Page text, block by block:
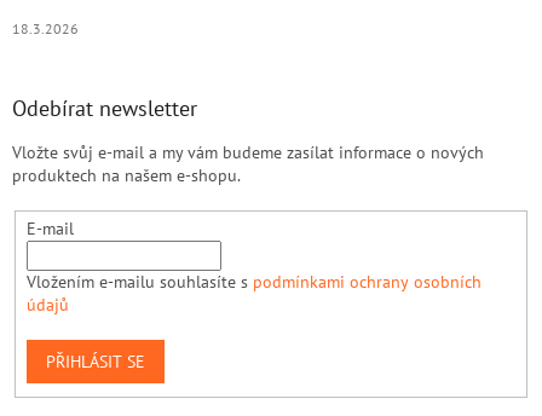
18.3.2026
Odebírat newsletter
Vložte svůj e-mail a my vám budeme zasílat informace o nových
produktech na našem e-shopu.
E-mail
Vložením e-mailu souhlasíte s podmínkami ochrany osobních
údajů
PŘIHLÁSIT SE